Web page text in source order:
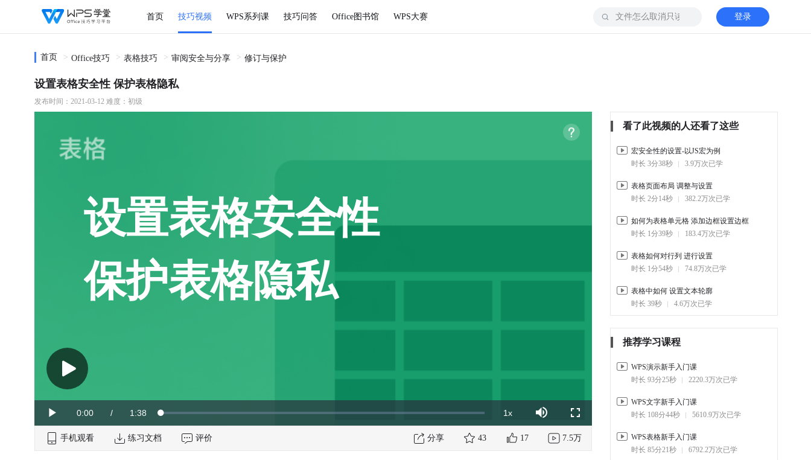
首页 技巧视频 WPS系列课 技巧问答 Office图书馆 WPS大赛 登录
首页 Office技巧 表格技巧 审阅安全与分享 修订与保护
设置表格安全性 保护表格隐私
发布时间：2021-03-12 难度：初级
Play Current
Time
0:00 / Duration
1:38 Loaded:
0%
1xPlayback
Rate
Mute Fullscreen
设置表格安全性
保护表格隐私
手机观看 练习文档 评价 分享 43 17 7.5万
看了此视频的人还看了这些
宏安全性的设置-以JS宏为例
时长 3分38秒
3.9万次已学
表格页面布局 调整与设置
时长 2分14秒
382.2万次已学
如何为表格单元格 添加边框设置边框
时长 1分39秒
183.4万次已学
表格如何对行列 进行设置
时长 1分54秒
74.8万次已学
表格中如何 设置文本轮廓
时长 39秒
4.6万次已学
推荐学习课程
WPS演示新手入门课
时长 93分25秒
2220.3万次已学
WPS文字新手入门课
时长 108分44秒
5610.9万次已学
WPS表格新手入门课
时长 85分21秒
6792.2万次已学